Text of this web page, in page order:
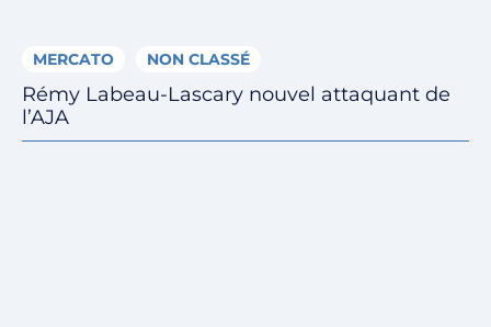
MERCATO NON CLASSÉ
Rémy Labeau-Lascary nouvel attaquant de
l’AJA